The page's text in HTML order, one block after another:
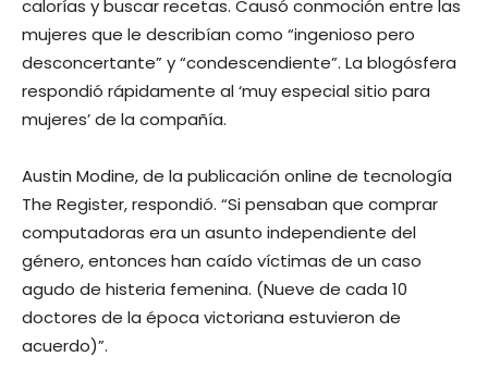
calorías y buscar recetas. Causó conmoción entre las
mujeres que le describían como “ingenioso pero
desconcertante” y “condescendiente”. La blogósfera
respondió rápidamente al ‘muy especial sitio para
mujeres’ de la compañía.
Austin Modine, de la publicación online de tecnología
The Register, respondió. “Si pensaban que comprar
computadoras era un asunto independiente del
género, entonces han caído víctimas de un caso
agudo de histeria femenina. (Nueve de cada 10
doctores de la época victoriana estuvieron de
acuerdo)”.